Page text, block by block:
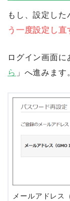
もし、設定した
う一度設定し直
ログイン画面に
ら 」へ進みます
メールアドレス